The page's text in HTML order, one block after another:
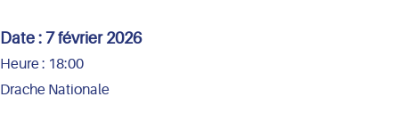
Date : 7 février 2026
Heure : 18:00
Drache Nationale